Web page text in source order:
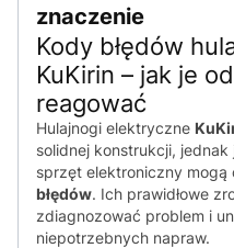
znaczenie
Kody błędów
KuKirin – jak je
reagować
Hulajnogi elektryczne
solidnej konstrukcji,
sprzęt elektroniczny mogą
błędów. Ich prawidłowe
zdiagnozować problem i
niepotrzebnych napraw.